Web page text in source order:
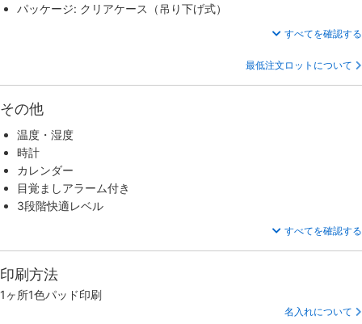
パッケージ: クリアケース（吊り下げ式）
すべてを確認する
最低注文ロットについて
その他
温度・湿度
時計
カレンダー
目覚ましアラーム付き
3段階快適レベル
すべてを確認する
印刷方法
1ヶ所1色パッド印刷
名入れについて